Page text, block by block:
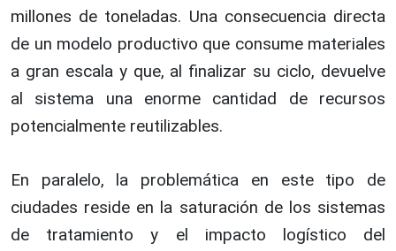
millones de toneladas. Una consecuencia directa
de un modelo productivo que consume materiales
a gran escala y que, al finalizar su ciclo, devuelve
al sistema una enorme cantidad de recursos
potencialmente reutilizables.
En paralelo, la problemática en este tipo de
ciudades reside en la saturación de los sistemas
de tratamiento y el impacto logístico del